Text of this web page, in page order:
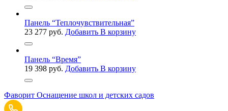
Панель “Теплочувствительная”
23 277 руб. Добавить В корзину
Панель “Время”
19 398 руб. Добавить В корзину
Фаворит Оснащение школ и детских садов